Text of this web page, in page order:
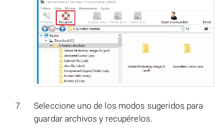
Seleccione uno de los modos sugeridos para
guardar archivos y recupérelos.